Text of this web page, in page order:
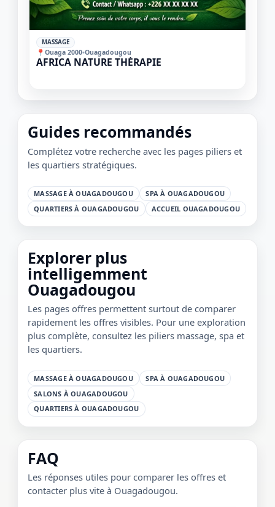
✓
MASSAGE
AFRICA NATURE THÉRAPIE
📍Ouaga 2000•Ouagadougou
Guides recommandés
Complétez votre recherche avec les pages piliers et
les quartiers stratégiques.
MASSAGE À OUAGADOUGOU
SPA À OUAGADOUGOU
QUARTIERS À OUAGADOUGOU
ACCUEIL OUAGADOUGOU
Explorer plus
intelligemment
Ouagadougou
Les pages offres permettent surtout de comparer
rapidement les offres visibles. Pour une exploration
plus complète, consultez les piliers massage, spa et
les quartiers.
MASSAGE À OUAGADOUGOU
SPA À OUAGADOUGOU
SALONS À OUAGADOUGOU
QUARTIERS À OUAGADOUGOU
FAQ
Les réponses utiles pour comparer les offres et
contacter plus vite à Ouagadougou.